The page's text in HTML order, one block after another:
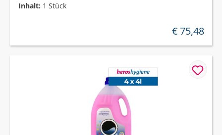
Inhalt: 1 Stück
regulärer
€ 75,48